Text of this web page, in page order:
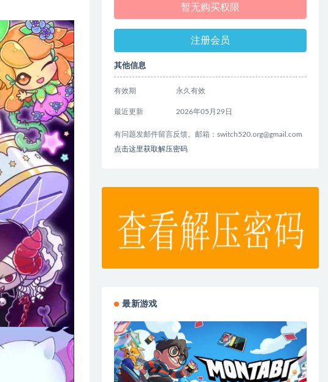
暂无购买权限
注册会员
其他信息
有效期 永久有效
最近更新 2026年05月29日
有问题发邮件留言反馈。邮箱：switch520.org@gmail.com
点击这里获取解压密码
最新游戏